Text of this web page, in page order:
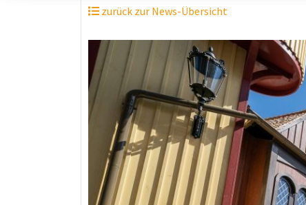
zurück zur News-Übersicht